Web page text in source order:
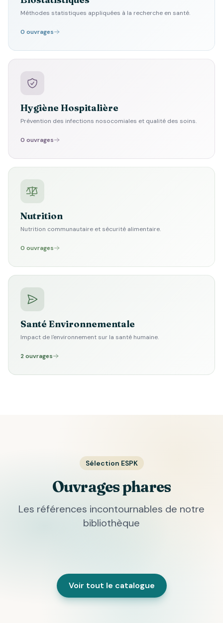
Méthodes statistiques appliquées à la recherche en santé.
0 ouvrages
Hygiène Hospitalière
Prévention des infections nosocomiales et qualité des soins.
0 ouvrages
Nutrition
Nutrition communautaire et sécurité alimentaire.
0 ouvrages
Santé Environnementale
Impact de l'environnement sur la santé humaine.
2 ouvrages
Sélection ESPK
Ouvrages phares
Les références incontournables de notre
bibliothèque
Voir tout le catalogue